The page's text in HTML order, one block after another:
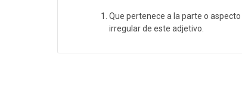
Que pertenece a la parte o aspecto
irregular de este adjetivo.